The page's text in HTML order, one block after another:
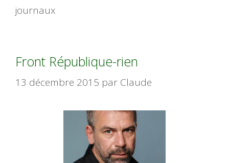
journaux
Front République-rien
13 décembre 2015 par Claude